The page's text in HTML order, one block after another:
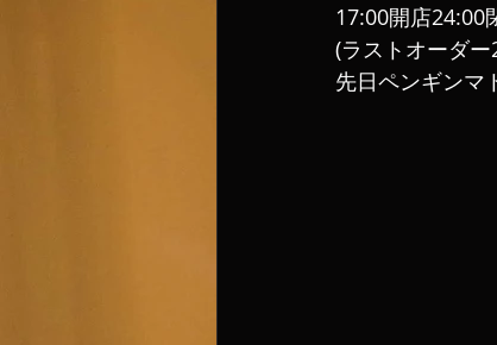
17:00開店24:00
(ラストオーダー
先日ペンギンマ